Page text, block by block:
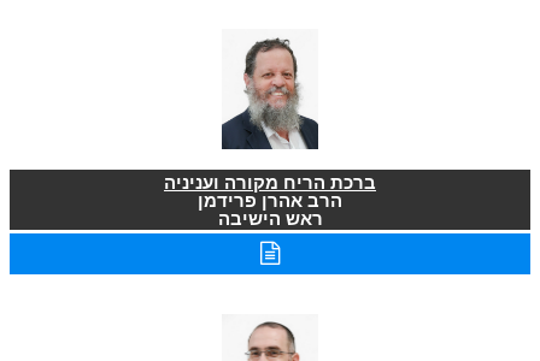
ברכת הריח מקורה ועניניה
הרב אהרן פרידמן
ראש הישיבה